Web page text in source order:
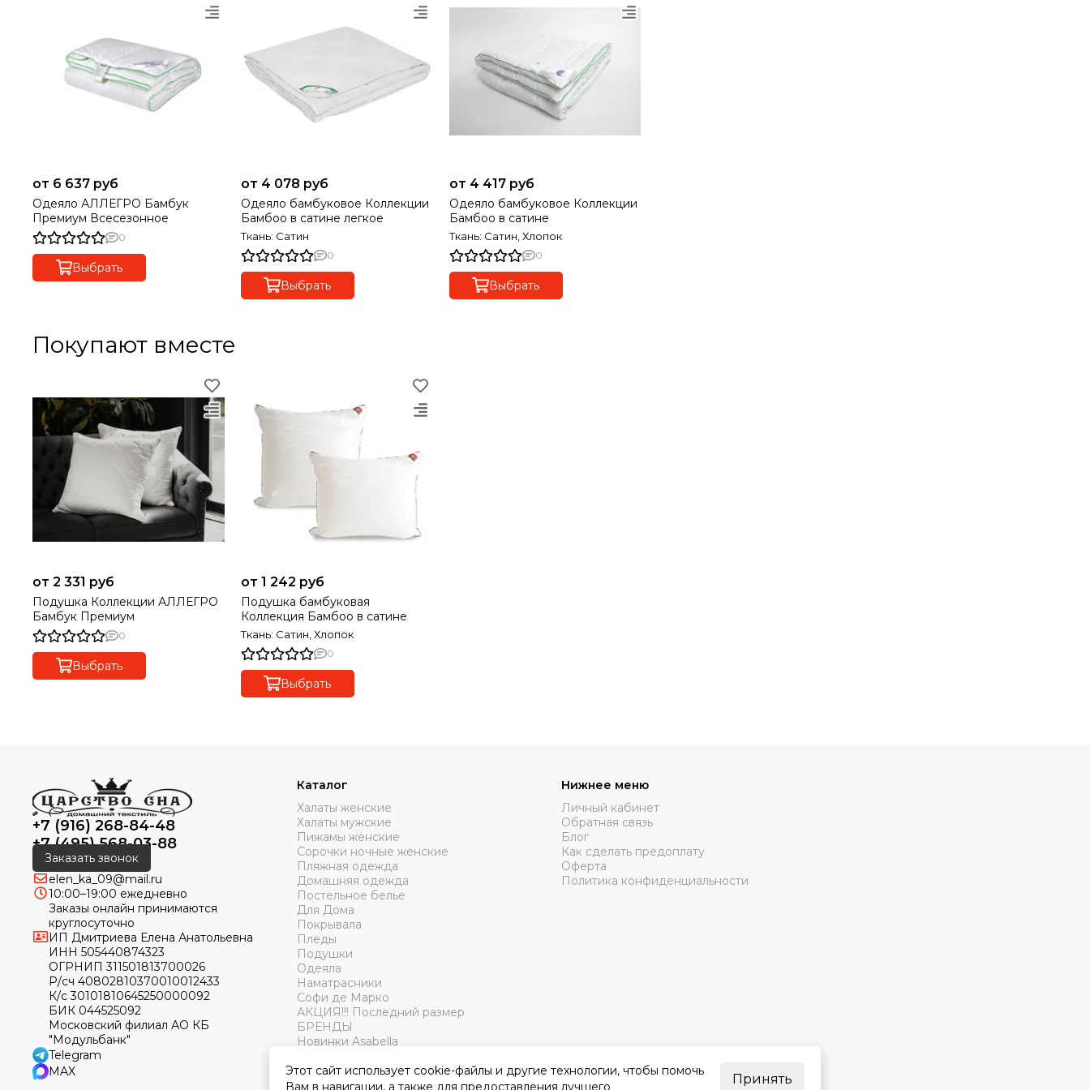
от 6 637 руб
Одеяло АЛЛЕГРО Бамбук
Премиум Всесезонное
0
Выбрать
от 4 078 руб
Одеяло бамбуковое Коллекции
Бамбоо в сатине легкое
Ткань: Сатин
0
Выбрать
от 4 417 руб
Одеяло бамбуковое Коллекции
Бамбоо в сатине
Ткань: Сатин, Хлопок
0
Выбрать
Покупают вместе
от 2 331 руб
Подушка Коллекции АЛЛЕГРО
Бамбук Премиум
0
Выбрать
от 1 242 руб
Подушка бамбуковая
Коллекция Бамбоо в сатине
Ткань: Сатин, Хлопок
0
Выбрать
+7 (916) 268-84-48
+7 (495) 568-03-88
Заказать звонок
elen_ka_09@mail.ru
10:00–19:00 ежедневно
Заказы онлайн принимаются
круглосуточно
ИП Дмитриева Елена Анатольевна
ИНН 505440874323
ОГРНИП 311501813700026
Р/сч 40802810370010012433
К/с 30101810645250000092
БИК 044525092
Московский филиал АО КБ
"Модульбанк"
Telegram
MAX
Каталог
Халаты женские
Халаты мужские
Пижамы женские
Сорочки ночные женские
Пляжная одежда
Домашняя одежда
Постельное белье
Для Дома
Покрывала
Пледы
Подушки
Одеяла
Наматрасники
Софи де Марко
АКЦИЯ!!! Последний размер
БРЕНДЫ
Новинки Asabella
Нижнее меню
Личный кабинет
Обратная связь
Блог
Как сделать предоплату
Оферта
Политика конфиденциальности
Этот сайт использует cookie-файлы и другие технологии, чтобы помочь
Вам в навигации, а также для предоставления лучшего
Принять